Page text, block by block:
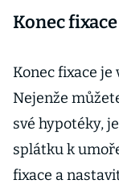
Konec
Konec fixace
Nejenže
své hypotéky,
splátku k
fixace a